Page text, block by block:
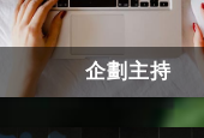
企劃主持